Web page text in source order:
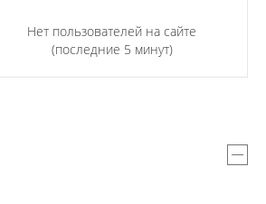
Нет пользователей на сайте
(последние 5 минут)